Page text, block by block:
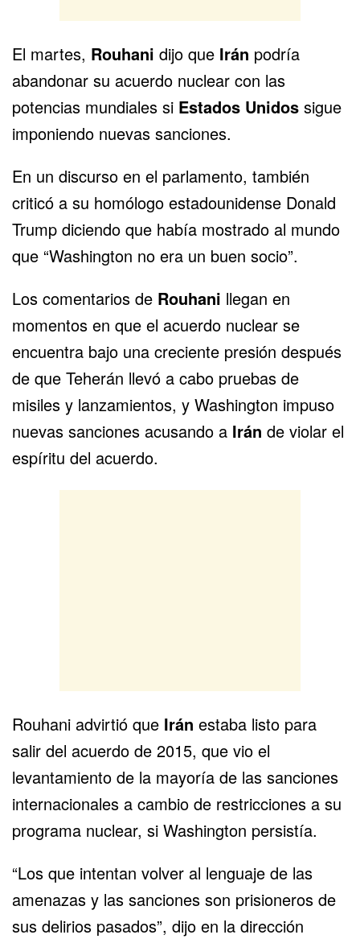
El martes, Rouhani dijo que Irán podría
abandonar su acuerdo nuclear con las
potencias mundiales si Estados Unidos sigue
imponiendo nuevas sanciones.
En un discurso en el parlamento, también
criticó a su homólogo estadounidense Donald
Trump diciendo que había mostrado al mundo
que “Washington no era un buen socio”.
Los comentarios de Rouhani llegan en
momentos en que el acuerdo nuclear se
encuentra bajo una creciente presión después
de que Teherán llevó a cabo pruebas de
misiles y lanzamientos, y Washington impuso
nuevas sanciones acusando a Irán de violar el
espíritu del acuerdo.
Rouhani advirtió que Irán estaba listo para
salir del acuerdo de 2015, que vio el
levantamiento de la mayoría de las sanciones
internacionales a cambio de restricciones a su
programa nuclear, si Washington persistía.
“Los que intentan volver al lenguaje de las
amenazas y las sanciones son prisioneros de
sus delirios pasados”, dijo en la dirección